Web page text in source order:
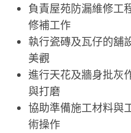
負責屋苑防漏維修工
修補工作
執行瓷磚及瓦仔的舖
美觀
進行天花及牆身批灰
與打磨
協助準備施工材料與
術操作